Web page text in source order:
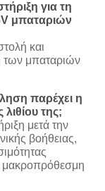
για τη
μπαταριών
και
των μπαταριών
παρέχει η
της;
μετά την
βοήθειας,
μακροπρόθεσμη